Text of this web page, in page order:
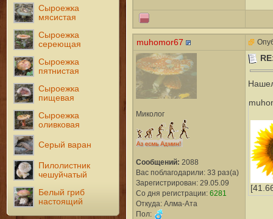
Сыроежка
мясистая
Сыроежка
сереющая
Сыроежка
пятнистая
Сыроежка
пищевая
Сыроежка
оливковая
Серый варан
Пилолистник
чешуйчатый
Белый гриб
настоящий
muhomor67
Миколог
Сообщений: 2088
Вас поблагодарили: 33 раз(а)
Зарегистрирован: 29.05.09
Со дня регистрации: 6281
Откуда: Алма-Ата
Пол: